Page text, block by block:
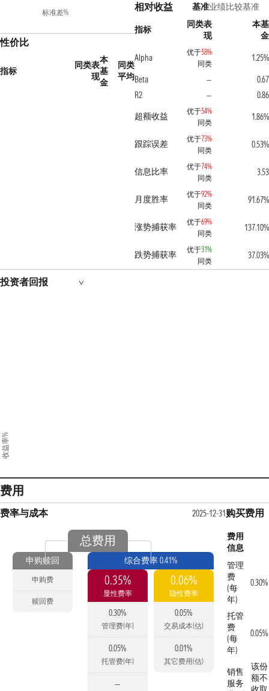
标准差%
性价比
指标
同类表
现
本
基
金
同类
平均
相对收益 基准业绩比较基准
指标
同类表
现
本基
金
Alpha
优于58%
同类
1.25%
Beta
—
0.67
R2
—
0.86
超额收益
优于54%
同类
1.86%
跟踪误差 优于73%
同类
0.53%
信息比率 优于74%
同类
3.53
月度胜率 优于92%
同类
91.67%
涨势捕获率 优于69%
同类
137.10%
跌势捕获率 优于31%
同类
37.03%
投资者回报
收益率%
费用
费率与成本 2025-12-31
总费用
申购赎回
申购费
赎回费
综合费率 0.41%
0.35%
显性费率
0.30%
管理费(年)
0.05%
托管费(年)
—
0.06%
隐性费率
0.05%
交易成本(估)
0.01%
其它费用(估)
购买费用
费用
信息
管理
费
(每
年)
0.30%
托管
费
(每
年)
0.05%
销售
服务
该份
额不